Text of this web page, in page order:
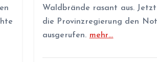
Waldbrände rasant aus.
die Provinzregierung den
ausgerufen. mehr…